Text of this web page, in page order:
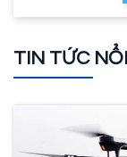
TIN TỨC